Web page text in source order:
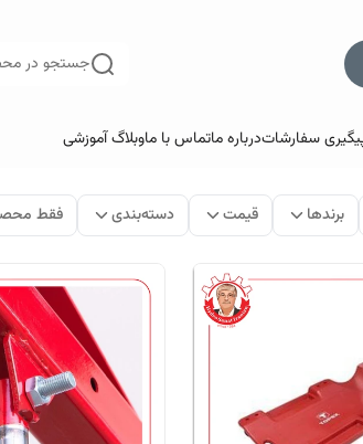
جستجو در
سفارشاتدرباره ماتماس با ماوبلاگ آموزشی
برندها قیمت دسته‌بندی فقط